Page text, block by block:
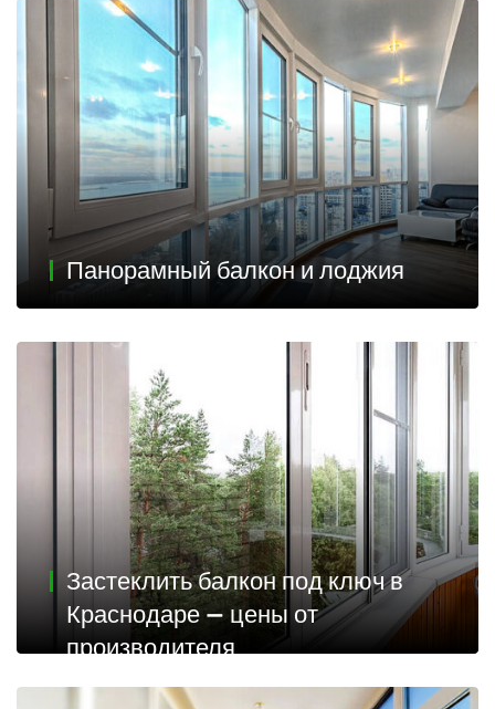
Панорамный балкон и лоджия
Застеклить балкон под ключ в
Краснодаре — цены от
производителя